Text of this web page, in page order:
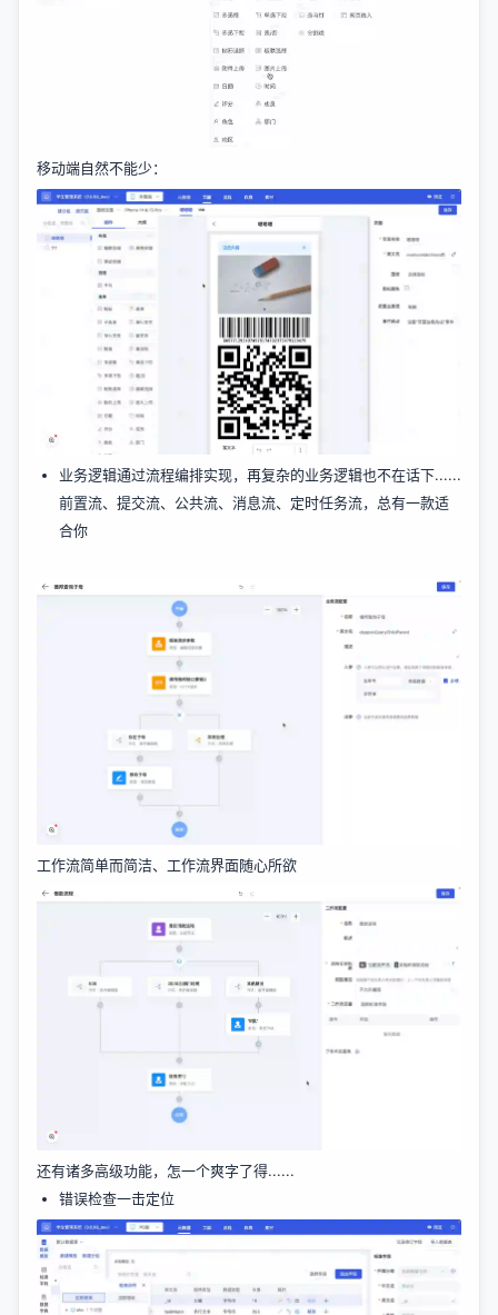
移动端自然不能少：
业务逻辑通过流程编排实现，再复杂的业务逻辑也不在话下......
前置流、提交流、公共流、消息流、定时任务流，总有一款适
合你
工作流简单而简洁、工作流界面随心所欲
还有诸多高级功能，怎一个爽字了得......
错误检查一击定位